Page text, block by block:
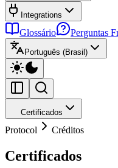
Integrations
Glossário Perguntas
Português (Brasil)
Certificados
Protocol Créditos
Certificados